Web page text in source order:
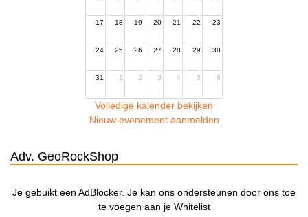
17 18 19 20 21 22 23
24 25 26 27 28 29 30
31 1 2 3 4 5 6
Volledige kalender bekijken
Nieuw evenement aanmelden
Adv. GeoRockShop
Je gebuikt een AdBlocker. Je kan ons ondersteunen door ons toe
te voegen aan je Whitelist